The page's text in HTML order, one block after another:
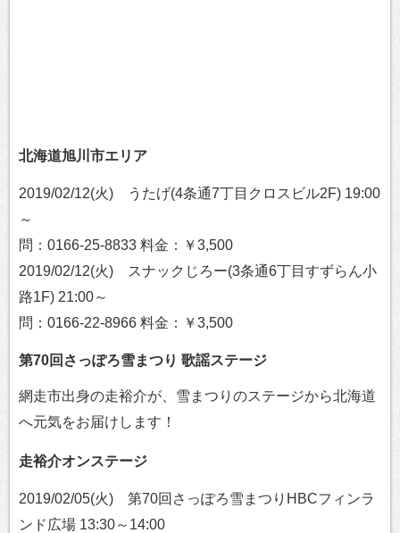
北海道旭川市エリア
2019/02/12(火) うたげ(4条通7丁目クロスビル2F) 19:00
～
問：0166-25-8833 料金：￥3,500
2019/02/12(火) スナックじろー(3条通6丁目すずらん小
路1F) 21:00～
問：0166-22-8966 料金：￥3,500
第70回さっぽろ雪まつり 歌謡ステージ
網走市出身の走裕介が、雪まつりのステージから北海道
へ元気をお届けします！
走裕介オンステージ
2019/02/05(火) 第70回さっぽろ雪まつりHBCフィンラ
ンド広場 13:30～14:00